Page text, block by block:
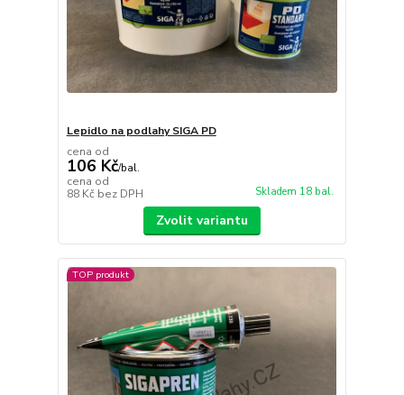
Lepidlo na podlahy SIGA PD
cena od
106 Kč/bal.
cena od
88 Kč bez DPH Skladem 18 bal.
Zvolit variantu
TOP produkt